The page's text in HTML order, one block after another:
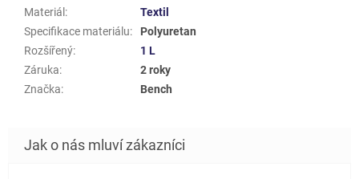
Materiál :
Textil
Specifikace materiálu:
Polyuretan
Rozšířený:
1 L
Záruka:
2 roky
Značka: Bench